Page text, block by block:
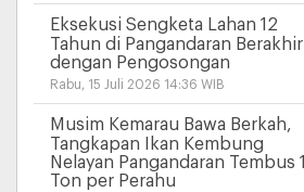
Eksekusi Sengketa Lahan 12
Tahun di Pangandaran Berakhir
dengan Pengosongan
Rabu, 15 Juli 2026 14:36 WIB
Musim Kemarau Bawa Berkah,
Tangkapan Ikan Kembung
Nelayan Pangandaran Tembus 1
Ton per Perahu